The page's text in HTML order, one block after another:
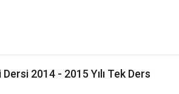
2014 - 2015 Yılı Tek Ders